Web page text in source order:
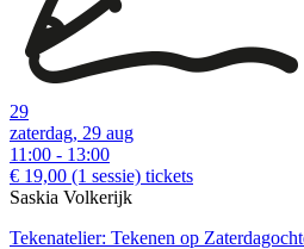
29
zaterdag, 29 aug
11:00 - 13:00
€ 19,00 (1 sessie) tickets
Saskia Volkerijk
Tekenatelier: Tekenen op